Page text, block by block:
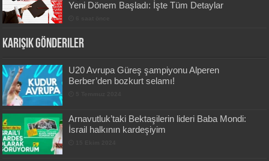
Yeni Dönem Başladı: İşte Tüm Detaylar
Karışık Gönderiler
U20 Avrupa Güreş şampiyonu Alperen
Berber’den bozkurt selamı!
Arnavutluk’taki Bektaşilerin lideri Baba Mondi:
İsrail halkının kardeşiyim